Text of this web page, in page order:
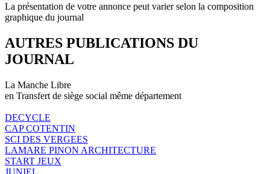
La présentation de votre annonce peut varier selon la composition
graphique du journal
AUTRES PUBLICATIONS DU
JOURNAL
La Manche Libre
en Transfert de siège social même département
DECYCLE
CAP COTENTIN
SCI DES VERGEES
LAMARE PINON ARCHITECTURE
START JEUX
JUNIEL